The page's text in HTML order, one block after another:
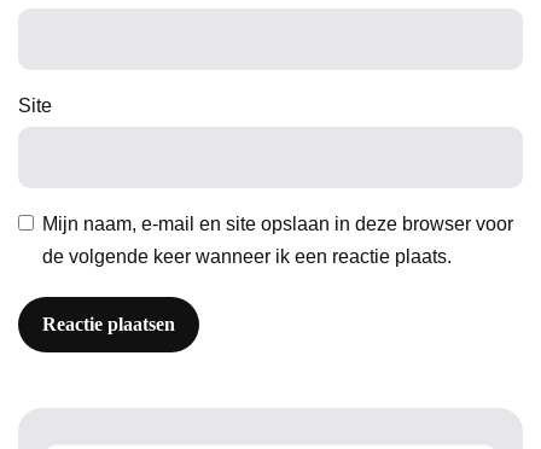
Site
Mijn naam, e-mail en site opslaan in deze browser voor
de volgende keer wanneer ik een reactie plaats.